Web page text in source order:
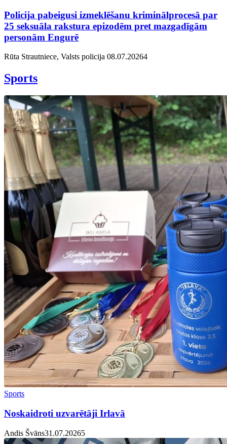
Policija pabeigusi izmeklēšanu kriminālprocesā par
25 seksuāla rakstura epizodēm pret mazgadīgām
personām Engurē
Rūta Strautniece, Valsts policija 08.07.20264
Sports
Sports
Noskaidroti uzvarētāji Irlavā
Andis Švāns31.07.20265